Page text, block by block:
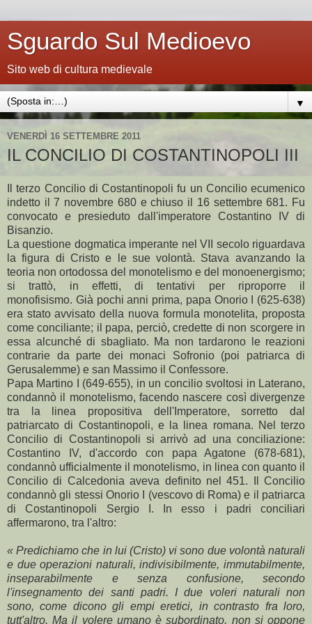
Sguardo Sul Medioevo
Sito web di cultura medievale
▼
VENERDÌ 16 SETTEMBRE 2011
IL CONCILIO DI COSTANTINOPOLI III
Il terzo Concilio di Costantinopoli fu un Concilio ecumenico
indetto il 7 novembre 680 e chiuso il 16 settembre 681. Fu
convocato e presieduto dall'imperatore Costantino IV di
Bisanzio.
La questione dogmatica imperante nel VII secolo riguardava
la figura di Cristo e le sue volontà. Stava avanzando la
teoria non ortodossa del monotelismo e del monoenergismo;
si trattò, in effetti, di tentativi per riproporre il
monofisismo. Già pochi anni prima, papa Onorio I (625-638)
era stato avvisato della nuova formula monotelita, proposta
come conciliante; il papa, perciò, credette di non scorgere in
essa alcunché di sbagliato. Ma non tardarono le reazioni
contrarie da parte dei monaci Sofronio (poi patriarca di
Gerusalemme) e san Massimo il Confessore.
Papa Martino I (649-655), in un concilio svoltosi in Laterano,
condannò il monotelismo, facendo nascere così divergenze
tra la linea propositiva dell'Imperatore, sorretto dal
patriarcato di Costantinopoli, e la linea romana. Nel terzo
Concilio di Costantinopoli si arrivò ad una conciliazione:
Costantino IV, d'accordo con papa Agatone (678-681),
condannò ufficialmente il monotelismo, in linea con quanto il
Concilio di Calcedonia aveva definito nel 451. Il Concilio
condannò gli stessi Onorio I (vescovo di Roma) e il patriarca
di Costantinopoli Sergio I. In esso i padri conciliari
affermarono, tra l'altro:
« Predichiamo che in lui (Cristo) vi sono due volontà naturali
e due operazioni naturali, indivisibilmente, immutabilmente,
inseparabilmente e senza confusione, secondo
l'insegnamento dei santi padri. I due voleri naturali non
sono, come dicono gli empi eretici, in contrasto fra loro,
tutt'altro. Ma il volere umano è subordinato, non si oppone